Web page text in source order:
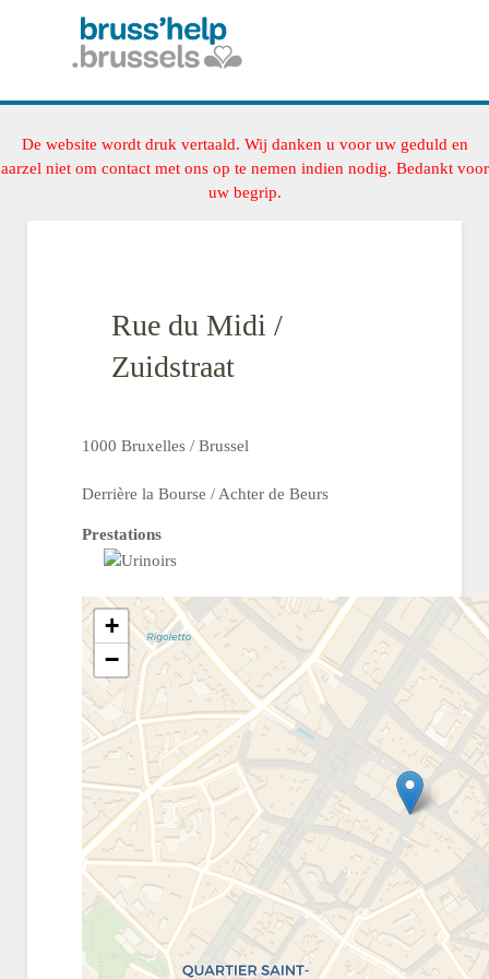
De website wordt druk vertaald. Wij danken u voor uw geduld en
aarzel niet om contact met ons op te nemen indien nodig. Bedankt voor
uw begrip.
Rue du Midi /
Zuidstraat
1000 Bruxelles / Brussel
Derrière la Bourse / Achter de Beurs
Prestations
+
−